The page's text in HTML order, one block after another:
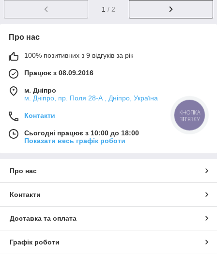
1 / 2
Про нас
100% позитивних з 9 відгуків за рік
Працює з 08.09.2016
м. Дніпро
м. Дніпро, пр. Поля 28-А , Дніпро, Україна
Контакти
Сьогодні працює з 10:00 до 18:00
Показати весь графік роботи
Про нас
Контакти
Доставка та оплата
Графік роботи
КНОПКА
ЗВ'ЯЗКУ